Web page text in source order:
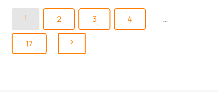
1 2 3 4 …
17